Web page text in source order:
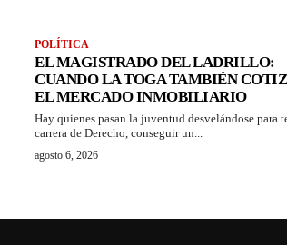
POLÍTICA
EL MAGISTRADO DEL LADRILLO:
CUANDO LA TOGA TAMBIÉN
EL MERCADO INMOBILIARIO
Hay quienes pasan la juventud desvelándose para
carrera de Derecho, conseguir un...
agosto 6, 2026